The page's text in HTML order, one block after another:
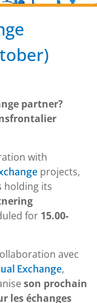
partner?
with
projects,
holding its
for 15.00-
avec
Exchange,
son prochain
les échanges